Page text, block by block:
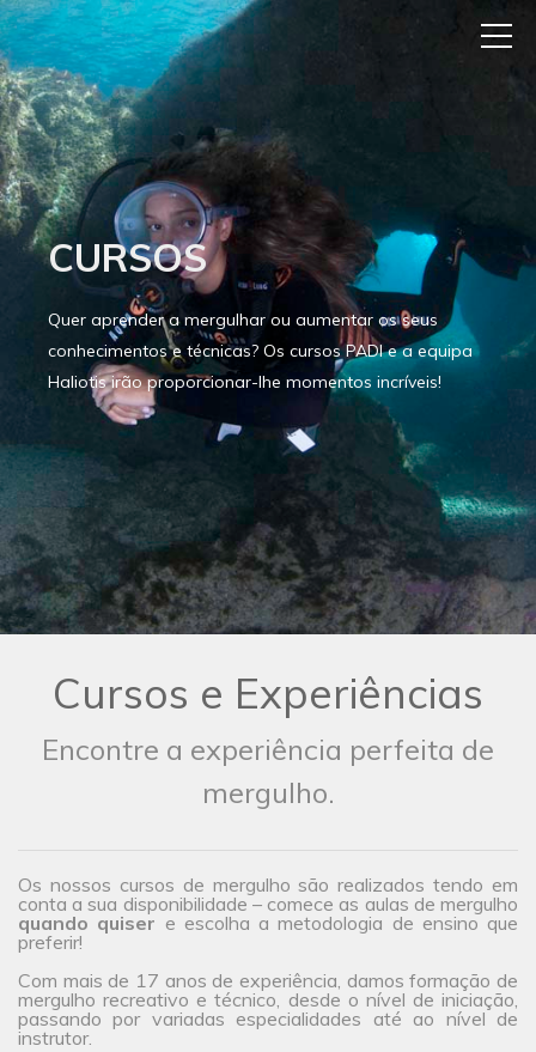
CURSOS
Quer aprender a mergulhar ou aumentar os seus
conhecimentos e técnicas? Os cursos PADI e a equipa
Haliotis irão proporcionar-lhe momentos incríveis!
Cursos e Experiências
Encontre a experiência perfeita de
mergulho.
Os nossos cursos de mergulho são realizados tendo em
conta a sua disponibilidade – comece as aulas de mergulho
quando quiser e escolha a metodologia de ensino que
preferir!
Com mais de 17 anos de experiência, damos formação de
mergulho recreativo e técnico, desde o nível de iniciação,
passando por variadas especialidades até ao nível de
instrutor.